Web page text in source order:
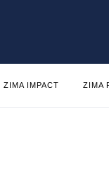
ZIMA IMPACT ZIMA